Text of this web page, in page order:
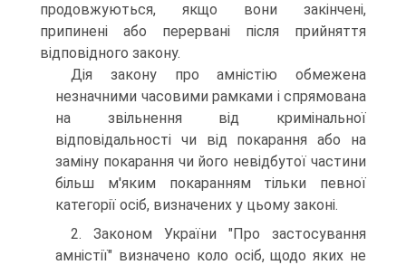
продовжуються, якщо вони закінчені,
припинені або перервані після прийняття
відповідного закону.
Дія закону про амністію обмежена
незначними часовими рамками і спрямована
на звільнення від кримінальної
відповідальності чи від покарання або на
заміну покарання чи його невідбутої частини
більш м'яким покаранням тільки певної
категорії осіб, визначених у цьому законі.
2. Законом України "Про застосування
амністії" визначено коло осіб, щодо яких не